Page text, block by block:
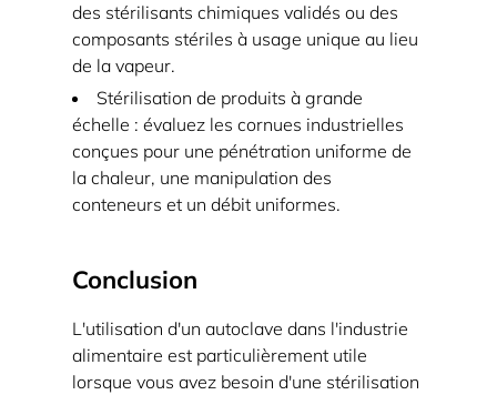
des stérilisants chimiques validés ou des
composants stériles à usage unique au lieu
de la vapeur.
Stérilisation de produits à grande
échelle : évaluez les cornues industrielles
conçues pour une pénétration uniforme de
la chaleur, une manipulation des
conteneurs et un débit uniformes.
Conclusion
L'utilisation d'un autoclave dans l'industrie
alimentaire est particulièrement utile
lorsque vous avez besoin d'une stérilisation